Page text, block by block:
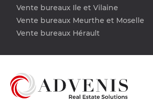
Vente bureaux Ile et Vilaine
Vente bureaux Meurthe et Moselle
Vente bureaux Hérault